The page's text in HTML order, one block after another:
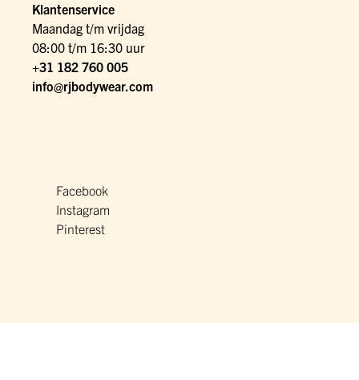
Klantenservice
Maandag t/m vrijdag
08:00 t/m 16:30 uur
+31 182 760 005
info@rjbodywear.com
Facebook
Instagram
Pinterest